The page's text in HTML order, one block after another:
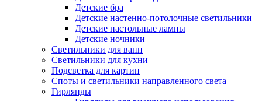
Детские бра
Детские настенно-потолочные светильники
Детские настольные лампы
Детские ночники
Светильники для ванн
Светильники для кухни
Подсветка для картин
Споты и светильники направленного света
Гирлянды